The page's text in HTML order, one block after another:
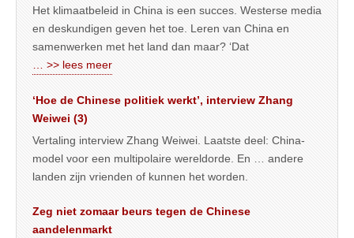
Het klimaatbeleid in China is een succes. Westerse media
en deskundigen geven het toe. Leren van China en
samenwerken met het land dan maar? ‘Dat
… >> lees meer
‘Hoe de Chinese politiek werkt’, interview Zhang
Weiwei (3)
Vertaling interview Zhang Weiwei. Laatste deel: China-
model voor een multipolaire wereldorde. En … andere
landen zijn vrienden of kunnen het worden.
Zeg niet zomaar beurs tegen de Chinese
aandelenmarkt